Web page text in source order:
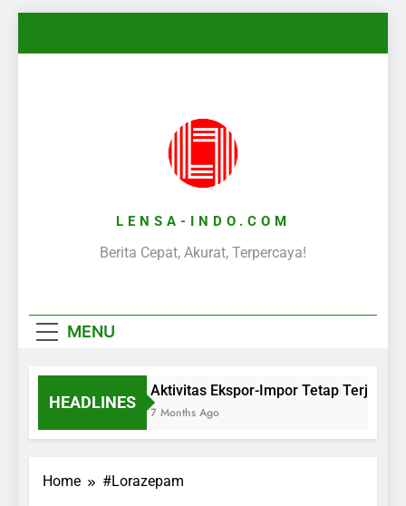
LENSA-INDO.COM
Berita Cepat, Akurat, Terpercaya!
MENU
HEADLINES
Aktivitas Ekspor-Impor Tetap Terjaga
7 Months Ago
Home #Lorazepam